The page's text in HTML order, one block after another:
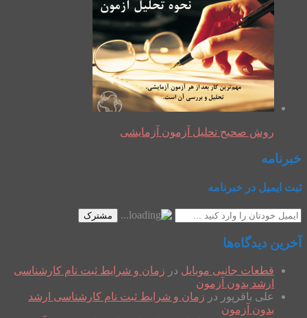
روش صحیح تحلیل آزمون آزمایشی
خبرنامه
ثبت ایمیل در خبرنامه
مشترک
آخرین دیدگاه‌ها
قطعات جانبی موبایل در زمان و شرایط ثبت نام کارشناسی
ارشد بدون آزمون
علی باقرپور در زمان و شرایط ثبت نام کارشناسی ارشد
بدون آزمون